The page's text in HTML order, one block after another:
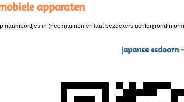
apparaten
naambordjes in (heem)tuinen en laat bezoekers
Japanse